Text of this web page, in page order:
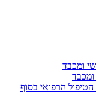
ומכבד
הרפואי בסוף